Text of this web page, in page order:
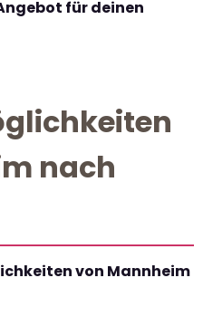
für deinen
nach
von Mannheim